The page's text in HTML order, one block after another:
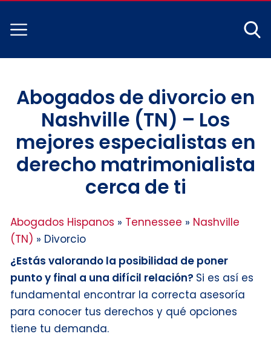
Abogados de divorcio en
Nashville (TN) – Los
mejores especialistas en
derecho matrimonialista
cerca de ti
Abogados Hispanos » Tennessee » Nashville
(TN) » Divorcio
¿Estás valorando la posibilidad de poner
punto y final a una difícil relación? Si es así es
fundamental encontrar la correcta asesoría
para conocer tus derechos y qué opciones
tiene tu demanda.